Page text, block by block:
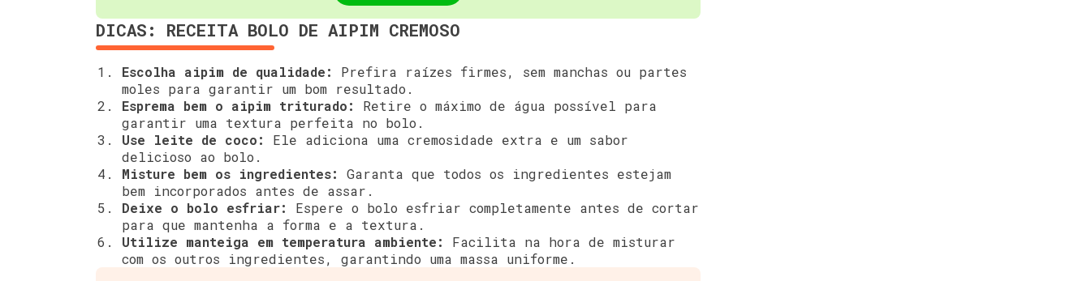
DICAS: RECEITA BOLO DE AIPIM CREMOSO
Escolha aipim de qualidade:
Prefira raízes firmes, sem manchas ou partes
moles para garantir um bom resultado.
Esprema bem o aipim triturado:
Retire o máximo de água possível para
garantir uma textura perfeita no bolo.
Use leite de coco:
Ele adiciona uma cremosidade extra e um sabor
delicioso ao bolo.
Misture bem os ingredientes:
Garanta que todos os ingredientes estejam
bem incorporados antes de assar.
Deixe o bolo esfriar:
Espere o bolo esfriar completamente antes de cortar
para que mantenha a forma e a textura.
Utilize manteiga em temperatura ambiente:
Facilita na hora de misturar
com os outros ingredientes, garantindo uma massa uniforme.